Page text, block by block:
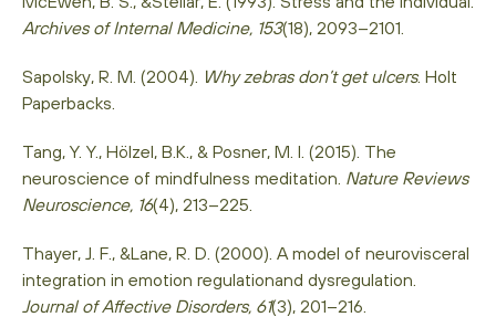
Archives of Internal Medicine, 153(18), 2093–2101.
Sapolsky, R. M. (2004). Why zebras don’t get ulcers. Holt
Paperbacks.
Tang, Y. Y., Hölzel, B.K., & Posner, M. I. (2015). The
neuroscience of mindfulness meditation. Nature Reviews
Neuroscience, 16(4), 213–225.
Thayer, J. F., &Lane, R. D. (2000). A model of neurovisceral
integration in emotion regulationand dysregulation.
Journal of Affective Disorders, 61(3), 201–216.